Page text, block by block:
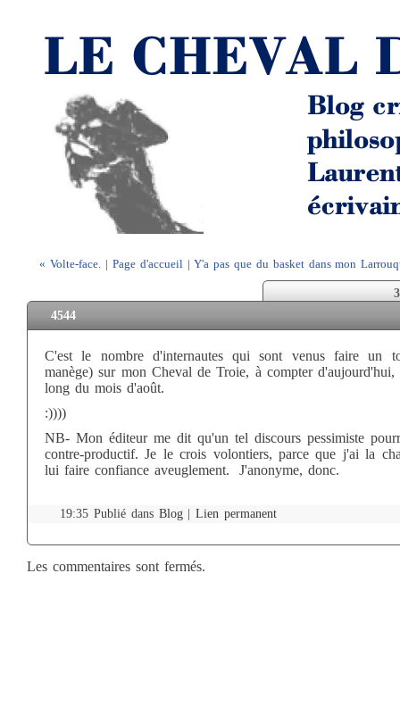
« Volte-face. Page d'accueil|Y'a pas que du basket dans mon
4544
C'est le nombre d'internautes qui sont venus faire un
manège) sur mon Cheval de Troie, à compter d'aujourd'hui,
long du mois d'août.
:))))
NB- Mon éditeur me dit qu'un tel discours pessimiste
contre-productif. Je le crois volontiers, parce que j'ai la
lui faire confiance aveuglement. J'anonyme, donc.
19:35 Publié dans Blog|Lien permanent
Les commentaires sont fermés.